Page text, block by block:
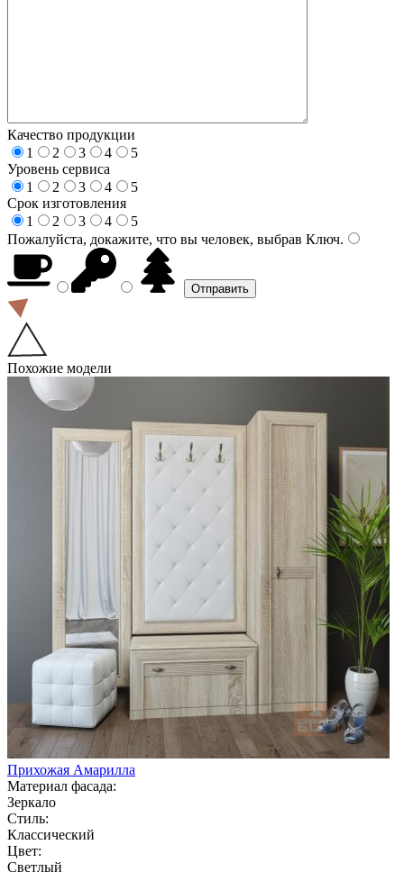
Качество продукции
1
2 3 4
5
Уровень сервиса
1
2 3 4
5
Срок изготовления
1
2 3 4
5
Пожалуйста, докажите, что вы человек, выбрав Ключ.
Похожие модели
Прихожая Амарилла
Материал фасада:
Зеркало
Стиль:
Классический
Цвет:
Светлый